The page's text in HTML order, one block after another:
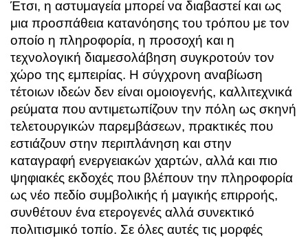
Έτσι, η αστυμαγεία μπορεί να διαβαστεί και ως
μια προσπάθεια κατανόησης του τρόπου με τον
οποίο η πληροφορία, η προσοχή και η
τεχνολογική διαμεσολάβηση συγκροτούν τον
χώρο της εμπειρίας. Η σύγχρονη αναβίωση
τέτοιων ιδεών δεν είναι ομοιογενής, καλλιτεχνικά
ρεύματα που αντιμετωπίζουν την πόλη ως σκηνή
τελετουργικών παρεμβάσεων, πρακτικές που
εστιάζουν στην περιπλάνηση και στην
καταγραφή ενεργειακών χαρτών, αλλά και πιο
ψηφιακές εκδοχές που βλέπουν την πληροφορία
ως νέο πεδίο συμβολικής ή μαγικής επιρροής,
συνθέτουν ένα ετερογενές αλλά συνεκτικό
πολιτισμικό τοπίο. Σε όλες αυτές τις μορφές